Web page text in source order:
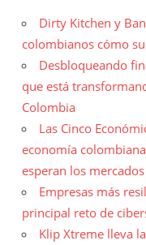
Dirty Kitchen y
colombianos cómo
Desbloqueando
que está
Colombia
Las Cinco
economía
esperan los mercados
Empresas más
principal reto de
Klip Xtreme lleva